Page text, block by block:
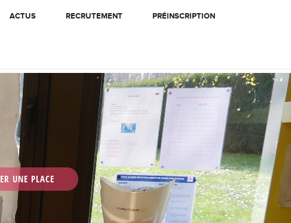
ACTUS RECRUTEMENT PRÉINSCRIPTION
ER UNE PLACE